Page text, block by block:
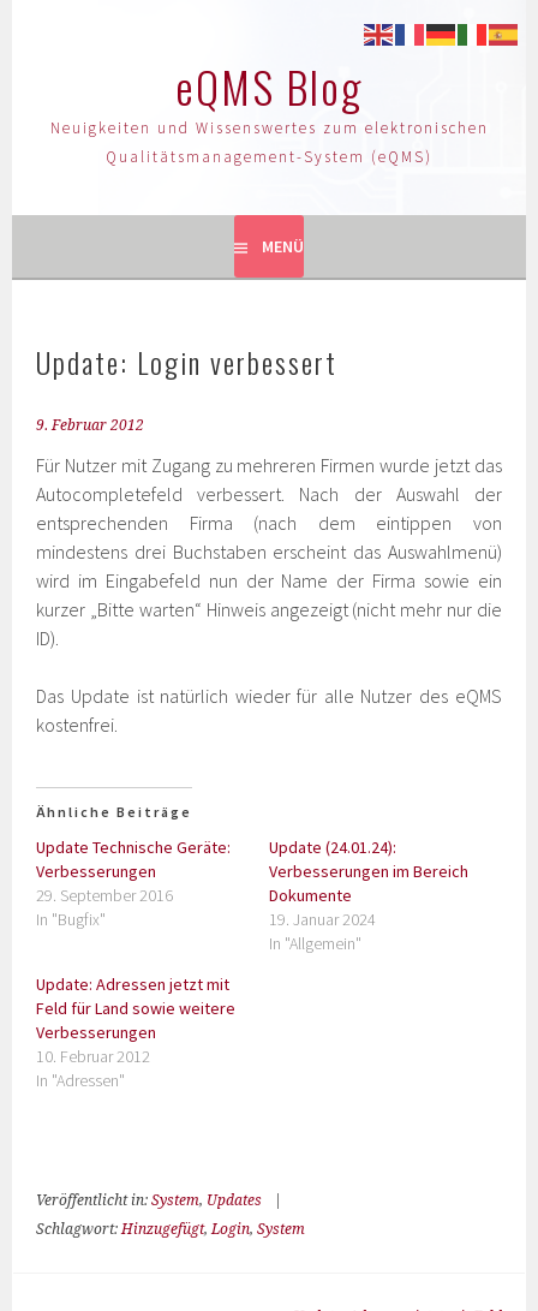
eQMS Blog
Neuigkeiten und Wissenswertes zum elektronischen
Qualitätsmanagement-System (eQMS)
MENÜ
Update: Login verbessert
9. Februar 2012
Für Nutzer mit Zugang zu mehreren Firmen wurde jetzt das
Autocompletefeld verbessert. Nach der Auswahl der
entsprechenden Firma (nach dem eintippen von
mindestens drei Buchstaben erscheint das Auswahlmenü)
wird im Eingabefeld nun der Name der Firma sowie ein
kurzer „Bitte warten“ Hinweis angezeigt (nicht mehr nur die
ID).
Das Update ist natürlich wieder für alle Nutzer des eQMS
kostenfrei.
Ähnliche Beiträge
Update Technische Geräte:
Verbesserungen
29. September 2016
In "Bugfix"
Update (24.01.24):
Verbesserungen im Bereich
Dokumente
19. Januar 2024
In "Allgemein"
Update: Adressen jetzt mit
Feld für Land sowie weitere
Verbesserungen
10. Februar 2012
In "Adressen"
Veröffentlicht in:System, Updates
Schlagwort:Hinzugefügt,Login,System